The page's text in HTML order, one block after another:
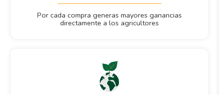
Por cada compra generas mayores ganancias
directamente a los agricultores